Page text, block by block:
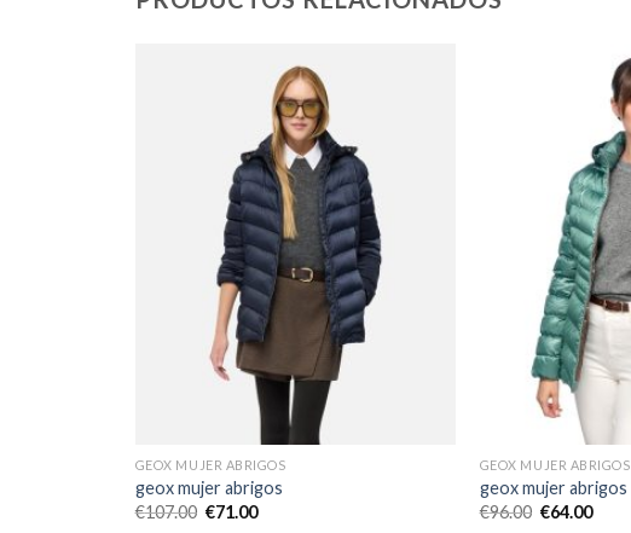
GEOX MUJER ABRIGOS
geox mujer abrigos
€107.00 €71.00
GEOX MUJER ABRIGOS
geox mujer abrigos
€96.00 €64.00